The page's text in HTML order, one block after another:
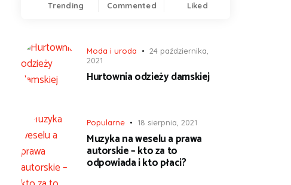
Trending Commented Liked
Moda i uroda
24 października,
2021
Hurtownia odzieży damskiej
Popularne 18 sierpnia, 2021
Muzyka na weselu a prawa
autorskie – kto za to
odpowiada i kto płaci?